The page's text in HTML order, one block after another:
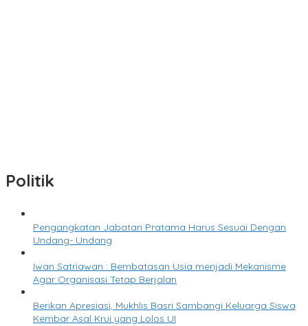
Politik
Pengangkatan Jabatan Pratama Harus Sesuai Dengan
Undang- Undang
Iwan Satriawan : Bembatasan Usia menjadi Mekanisme
Agar Organisasi Tetap Berjalan
Berikan Apresiasi, Mukhlis Basri Sambangi Keluarga Siswa
Kembar Asal Krui yang Lolos UI